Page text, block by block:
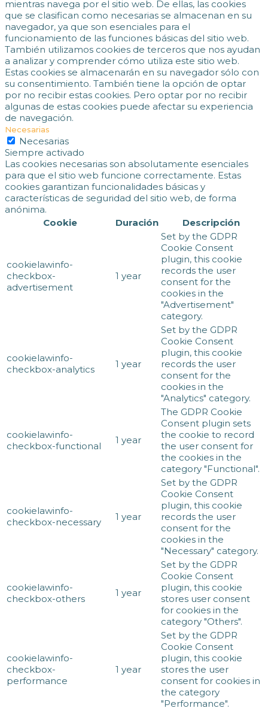
mientras navega por el sitio web. De ellas, las cookies
que se clasifican como necesarias se almacenan en su
navegador, ya que son esenciales para el
funcionamiento de las funciones básicas del sitio web.
También utilizamos cookies de terceros que nos ayudan
a analizar y comprender cómo utiliza este sitio web.
Estas cookies se almacenarán en su navegador sólo con
su consentimiento. También tiene la opción de optar
por no recibir estas cookies. Pero optar por no recibir
algunas de estas cookies puede afectar su experiencia
de navegación.
Necesarias
Necesarias
Siempre activado
Las cookies necesarias son absolutamente esenciales
para que el sitio web funcione correctamente. Estas
cookies garantizan funcionalidades básicas y
características de seguridad del sitio web, de forma
anónima.
Cookie
Duración Descripción
cookielawinfo-
checkbox-
advertisement
1 year
Set by the GDPR
Cookie Consent
plugin, this cookie
records the user
consent for the
cookies in the
"Advertisement"
category.
cookielawinfo-
checkbox-analytics
1 year
Set by the GDPR
Cookie Consent
plugin, this cookie
records the user
consent for the
cookies in the
"Analytics" category.
cookielawinfo-
checkbox-functional
1 year
The GDPR Cookie
Consent plugin sets
the cookie to record
the user consent for
the cookies in the
category "Functional".
cookielawinfo-
checkbox-necessary
1 year
Set by the GDPR
Cookie Consent
plugin, this cookie
records the user
consent for the
cookies in the
"Necessary" category.
cookielawinfo-
checkbox-others
1 year
Set by the GDPR
Cookie Consent
plugin, this cookie
stores user consent
for cookies in the
category "Others".
cookielawinfo-
checkbox-
performance
1 year
Set by the GDPR
Cookie Consent
plugin, this cookie
stores the user
consent for cookies in
the category
"Performance".